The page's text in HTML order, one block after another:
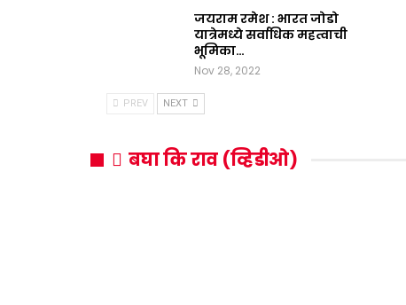
जयराम रमेश : भारत जोडो
यात्रेमध्ये सर्वाधिक महत्वाची
भूमिका…
Nov 28, 2022
PREV NEXT
बघा कि राव (व्हिडीओ)